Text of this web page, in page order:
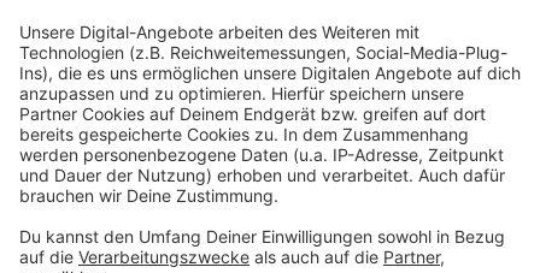
Ist sich die Forschung mit Blick auf den
Nutzen mobiler Geräte einig?
Anzeige
Der Nutzen von mobilen Luftfiltern ist in der Fachwelt
zumindest umstritten. Wissenschaftler der Goethe-
Universität Frankfurt zum Beispiel betonen als